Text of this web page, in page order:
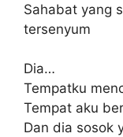
Sahabat yang
tersenyum
Dia…
Tempatku
Tempat aku
Dan dia sosok